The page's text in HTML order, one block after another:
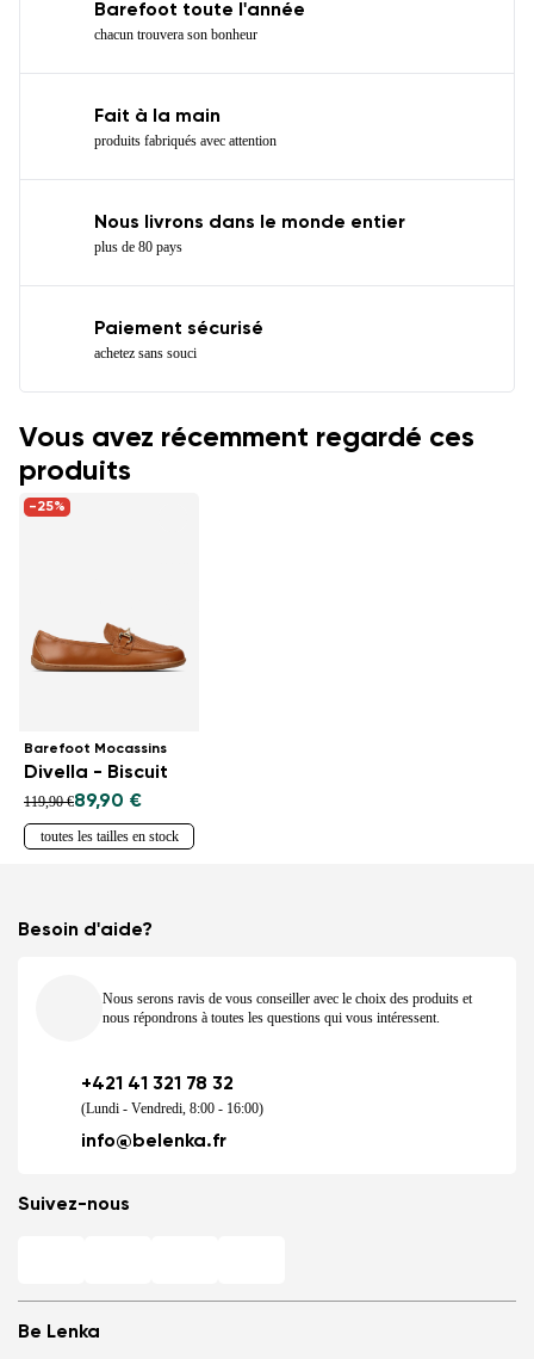
Barefoot toute l'année
chacun trouvera son bonheur
Fait à la main
produits fabriqués avec attention
Nous livrons dans le monde entier
plus de 80 pays
Paiement sécurisé
achetez sans souci
Vous avez récemment regardé ces
produits
-25%
Barefoot Mocassins
Divella - Biscuit
119,90 €89,90 €
toutes les tailles en stock
Be Lenka
Besoin d'aide?
Nous serons ravis de vous conseiller avec le choix des produits et
nous répondrons à toutes les questions qui vous intéressent.
+421 41 321 78 32
(Lundi - Vendredi, 8:00 - 16:00)
info@belenka.fr
Suivez-nous